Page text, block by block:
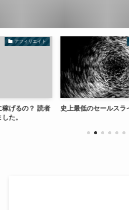
アフィリエイト
げるの？ 読者
た。
史上最低のセールスラ